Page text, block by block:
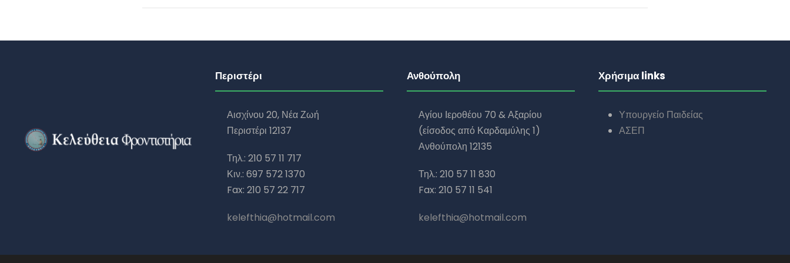
Περιστέρι
Αισχίνου 20, Νέα Ζωή
Περιστέρι 12137
Τηλ.: 210 57 11 717
Κιν.: 697 572 1370
Fax: 210 57 22 717
kelefthia@hotmail.com
Ανθούπολη
Αγίου Ιεροθέου 70 & Αξαρίου
(είσοδος από Καρδαμύλης 1)
Ανθούπολη 12135
Τηλ.: 210 57 11 830
Fax: 210 57 11 541
kelefthia@hotmail.com
Χρήσιμα links
Υπουργείο Παιδείας
ΑΣΕΠ